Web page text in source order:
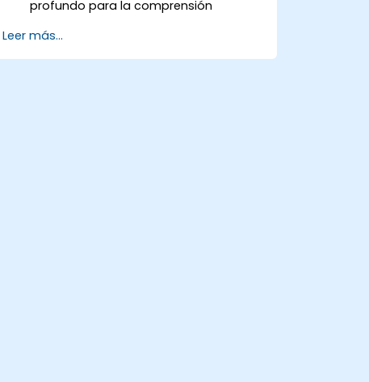
profundo para la comprensión
Realizar el reconocimiento y
clasificación de intenciones en
Leer más...